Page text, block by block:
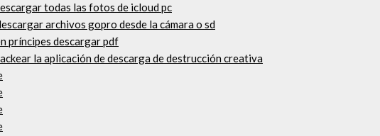
todas las fotos de icloud pc
archivos gopro desde la cámara o sd
príncipes descargar pdf
la aplicación de descarga de destrucción creativa